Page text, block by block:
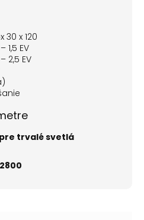
30 x 120
1,5 EV
2,5 EV
trvalé svetlá